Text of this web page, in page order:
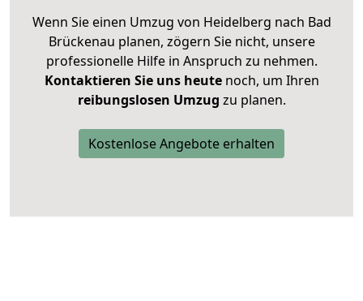
Wenn Sie einen Umzug von Heidelberg nach Bad
Brückenau planen, zögern Sie nicht, unsere
professionelle Hilfe in Anspruch zu nehmen.
Kontaktieren Sie uns heutenoch, um Ihren
reibungslosen Umzug zu planen.
Kostenlose Angebote erhalten